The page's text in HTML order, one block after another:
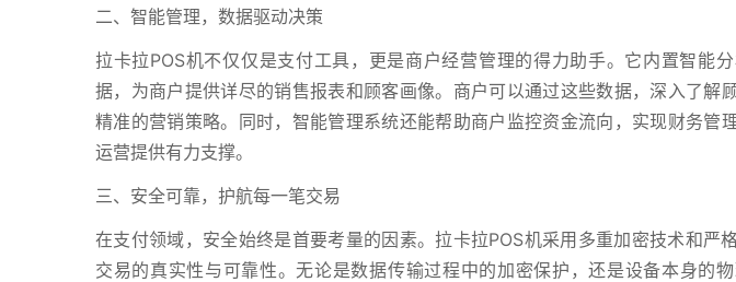
二、智能管理，数据驱动决策
拉卡拉POS机不仅仅是支付工具，更是商户经营管理的得力助手。它内置智能
据，为商户提供详尽的销售报表和顾客画像。商户可以通过这些数据，深入了解
精准的营销策略。同时，智能管理系统还能帮助商户监控资金流向，实现财务管
运营提供有力支撑。
三、安全可靠，护航每一笔交易
在支付领域，安全始终是首要考量的因素。拉卡拉POS机采用多重加密技术和严
交易的真实性与可靠性。无论是数据传输过程中的加密保护，还是设备本身的